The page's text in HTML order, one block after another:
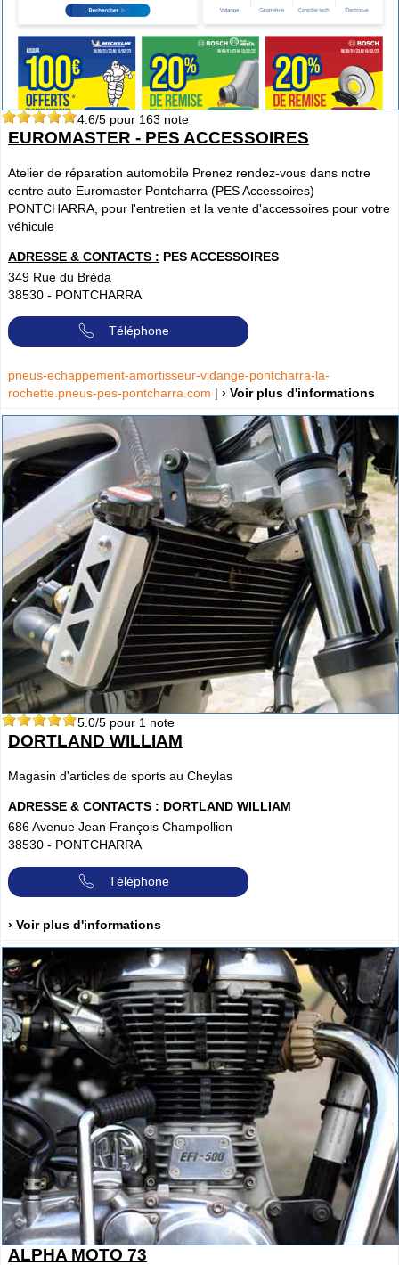
4.6/5 pour 163 note
EUROMASTER - PES ACCESSOIRES
Atelier de réparation automobile Prenez rendez-vous dans notre
centre auto Euromaster Pontcharra (PES Accessoires)
PONTCHARRA, pour l'entretien et la vente d'accessoires pour votre
véhicule
ADRESSE & CONTACTS : PES ACCESSOIRES
349 Rue du Bréda
38530 - PONTCHARRA
Téléphone
pneus-echappement-amortisseur-vidange-pontcharra-la-
rochette.pneus-pes-pontcharra.com | › Voir plus d'informations
5.0/5 pour 1 note
DORTLAND WILLIAM
Magasin d'articles de sports au Cheylas
ADRESSE & CONTACTS : DORTLAND WILLIAM
686 Avenue Jean François Champollion
38530 - PONTCHARRA
Téléphone
› Voir plus d'informations
ALPHA MOTO 73